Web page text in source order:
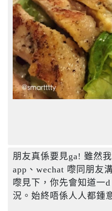
朋友真係要見ga! 雖然
app、wechat 嚟同朋友
嚟見下，你先會知道一d
況。始終唔係人人都鍾